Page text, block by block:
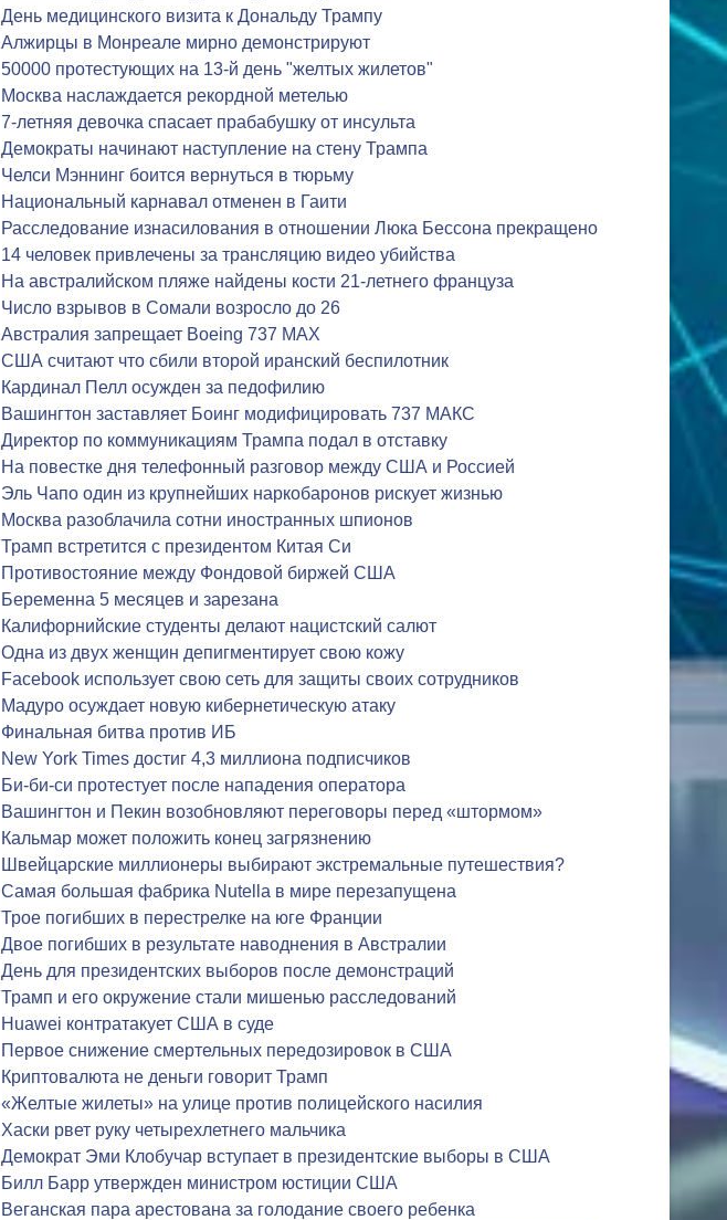
День медицинского визита к Дональду Трампу
Алжирцы в Монреале мирно демонстрируют
50000 протестующих на 13-й день "желтых жилетов"
Москва наслаждается рекордной метелью
7-летняя девочка спасает прабабушку от инсульта
Демократы начинают наступление на стену Трампа
Челси Мэннинг боится вернуться в тюрьму
Национальный карнавал отменен в Гаити
Расследование изнасилования в отношении Люка Бессона прекращено
14 человек привлечены за трансляцию видео убийства
На австралийском пляже найдены кости 21-летнего француза
Число взрывов в Сомали возросло до 26
Австралия запрещает Boeing 737 MAX
США считают что сбили второй иранский беспилотник
Кардинал Пелл осужден за педофилию
Вашингтон заставляет Боинг модифицировать 737 МАКС
Директор по коммуникациям Трампа подал в отставку
На повестке дня телефонный разговор между США и Россией
Эль Чапо один из крупнейших наркобаронов рискует жизнью
Москва разоблачила сотни иностранных шпионов
Трамп встретится с президентом Китая Си
Противостояние между Фондовой биржей США
Беременна 5 месяцев и зарезана
Калифорнийские студенты делают нацистский салют
Одна из двух женщин депигментирует свою кожу
Facebook использует свою сеть для защиты своих сотрудников
Мадуро осуждает новую кибернетическую атаку
Финальная битва против ИБ
New York Times достиг 4,3 миллиона подписчиков
Би-би-си протестует после нападения оператора
Вашингтон и Пекин возобновляют переговоры перед «штормом»
Кальмар может положить конец загрязнению
Швейцарские миллионеры выбирают экстремальные путешествия?
Самая большая фабрика Nutella в мире перезапущена
Трое погибших в перестрелке на юге Франции
Двое погибших в результате наводнения в Австралии
День для президентских выборов после демонстраций
Трамп и его окружение стали мишенью расследований
Huawei контратакует США в суде
Первое снижение смертельных передозировок в США
Криптовалюта не деньги говорит Трамп
«Желтые жилеты» на улице против полицейского насилия
Хаски рвет руку четырехлетнего мальчика
Демократ Эми Клобучар вступает в президентские выборы в США
Билл Барр утвержден министром юстиции США
Веганская пара арестована за голодание своего ребенка